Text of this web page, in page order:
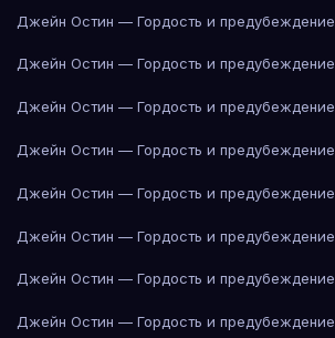
Джейн Остин — Гордость и предубеждение
Джейн Остин — Гордость и предубеждение
Джейн Остин — Гордость и предубеждение
Джейн Остин — Гордость и предубеждение
Джейн Остин — Гордость и предубеждение
Джейн Остин — Гордость и предубеждение
Джейн Остин — Гордость и предубеждение
Джейн Остин — Гордость и предубеждение